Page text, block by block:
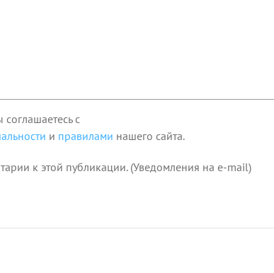
с
и правилами нашего сайта.
к этой публикации. (Уведомления на e-mail)